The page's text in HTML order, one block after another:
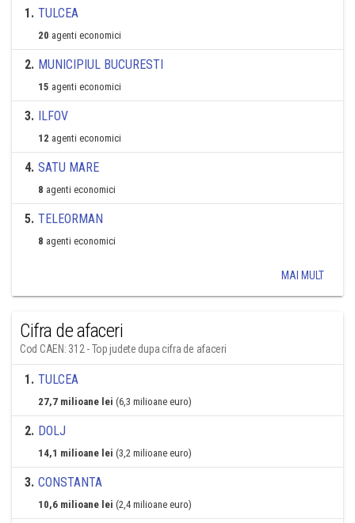
1. TULCEA
20 agenti economici
2. MUNICIPIUL BUCURESTI
15 agenti economici
3. ILFOV
12 agenti economici
4. SATU MARE
8 agenti economici
5. TELEORMAN
8 agenti economici
MAI MULT
Cifra de afaceri
Cod CAEN: 312 - Top judete dupa cifra de afaceri
1. TULCEA
27,7 milioane lei (6,3 milioane euro)
2. DOLJ
14,1 milioane lei (3,2 milioane euro)
3. CONSTANTA
10,6 milioane lei (2,4 milioane euro)